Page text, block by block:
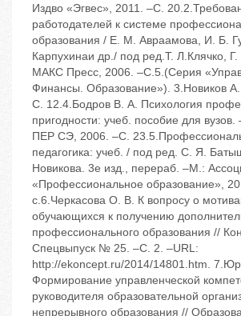
Издво «Эгвес», 2011. –С.
работодателей к системе
образования / Е. М. Авраамова, И. Б.
Карпухинаи др./ под ред.Т. Л.Клячко,
МАКС Пресс, 2006. –С.5.(Серия
Финансы. Образование»). 3.Новиков
С. 12.4.Бодров В. А. Психология
пригодности: учеб. пособие для
ПЕР СЭ, 2006. –С.
педагогика: учеб. / под ред. С. Я.
Новикова. 3е изд., перераб. –М.:
«Профессиональное образование»,
с.6.Черкасова О. В. К вопросу о
обучающихся к получению
профессионального образования //
Спецвыпуск № 25. –С. 2. –URL:
http://ekoncept.ru/2014/14801.htm.
Формирование управленческой
руководителя образовательной
непрерывного образования //